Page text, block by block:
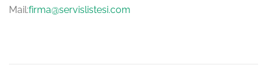
Mail:firma@servislistesi.com